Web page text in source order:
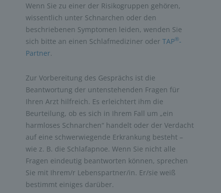
Wenn Sie zu einer der Risikogruppen gehören,
wissentlich unter Schnarchen oder den
beschriebenen Symptomen leiden, wenden Sie
sich bitte an einen Schlafmediziner oderTAP®-
Partner.
Zur Vorbereitung des Gesprächs ist die
Beantwortung der untenstehenden Fragen für
Ihren Arzt hilfreich. Es erleichtert ihm die
Beurteilung, ob es sich in Ihrem Fall um „ein
harmloses Schnarchen“ handelt oder der Verdacht
auf eine schwerwiegende Erkrankung besteht –
wie z. B. die Schlafapnoe. Wenn Sie nicht alle
Fragen eindeutig beantworten können, sprechen
Sie mit Ihrem/r Lebenspartner/in. Er/sie weiß
bestimmt einiges darüber.